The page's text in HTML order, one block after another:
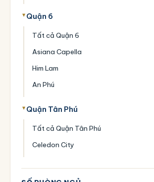
Quận 6
Tất cả Quận 6
Asiana Capella
Him Lam
An Phú
Quận Tân Phú
Tất cả Quận Tân Phú
Celedon City